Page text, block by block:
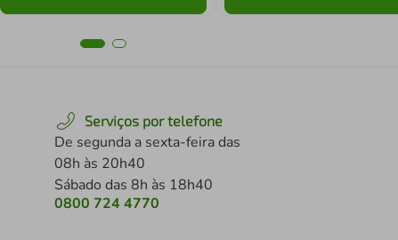
Serviços por telefone
De segunda a sexta-feira das
08h às 20h40
Sábado das 8h às 18h40
0800 724 4770